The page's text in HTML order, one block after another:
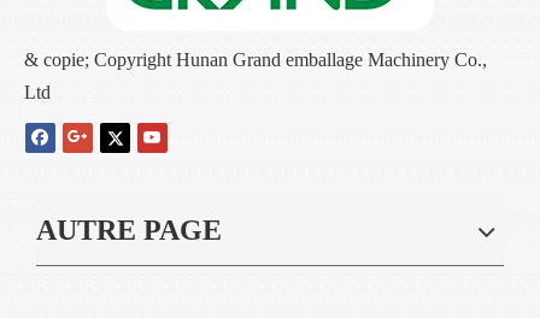
& copie; Copyright Hunan Grand emballage Machinery Co.,
Ltd
AUTRE PAGE